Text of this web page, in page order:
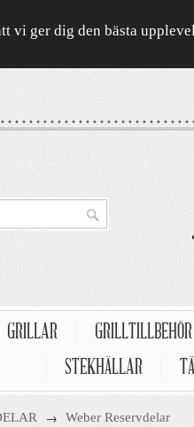
vi ger dig den bästa
GRILLAR GRILLTILLBEHÖR
STEKHÄLLAR
→ Weber Reservdelar